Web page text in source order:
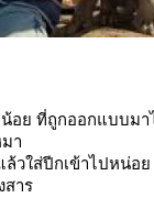
อย ที่ถูกออกแบบมา
า
วใส่ปีกเข้าไปหน่อย
สาร